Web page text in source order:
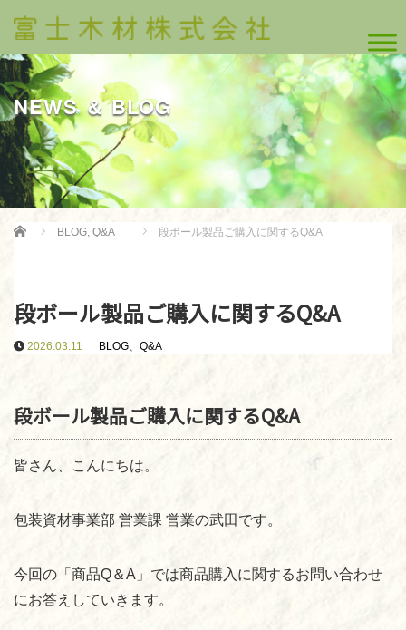
NEWS ＆ BLOG
Home BLOG, Q&A 段ボール製品ご購入に関するQ&A
段ボール製品ご購入に関するQ&A
2026.03.11 BLOG、 Q&A
段ボール製品ご購入に関するQ&A
皆さん、こんにちは。
包装資材事業部 営業課 営業の武田です。
今回の「商品Q＆A 」では商品購入に関するお問い合わせ
にお答えしていきます。